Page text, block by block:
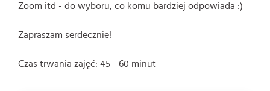
Zoom itd - do wyboru, co komu bardziej odpowiada :)
Zapraszam serdecznie!
Czas trwania zajęć: 45 - 60 minut